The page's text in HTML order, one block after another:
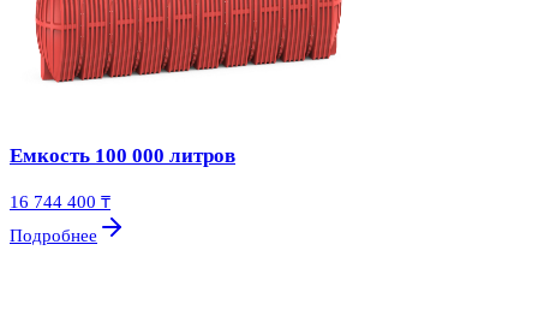
Емкость 100 000 литров
16 744 400 ₸
Подробнее